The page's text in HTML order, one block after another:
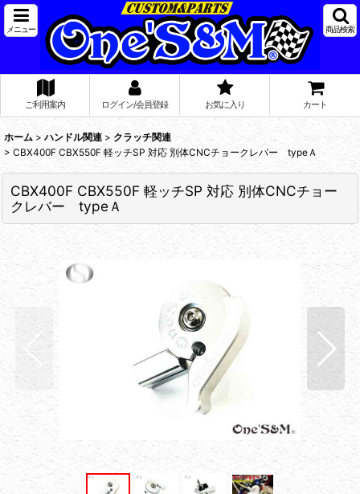
メニュー 商品検索
ご利用案内 ログイン/会員登録 お気に入り カート
ホーム > ハンドル関連 > クラッチ関連
> CBX400F CBX550F 軽ッチSP 対応 別体CNCチョークレバー typeＡ
CBX400F CBX550F 軽ッチSP 対応 別体CNCチョー
クレバー typeＡ